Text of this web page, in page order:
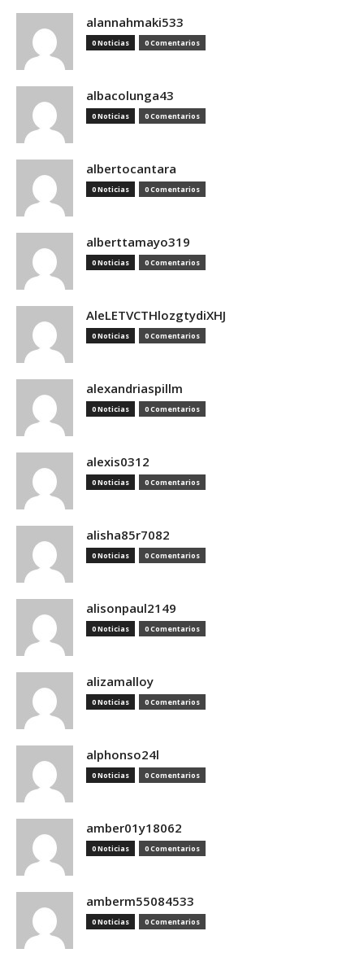
alannahmaki533
0 Noticias 0 Comentarios
albacolunga43
0 Noticias 0 Comentarios
albertocantara
0 Noticias 0 Comentarios
alberttamayo319
0 Noticias 0 Comentarios
AleLETVCTHlozgtydiXHJ
0 Noticias 0 Comentarios
alexandriaspillm
0 Noticias 0 Comentarios
alexis0312
0 Noticias 0 Comentarios
alisha85r7082
0 Noticias 0 Comentarios
alisonpaul2149
0 Noticias 0 Comentarios
alizamalloy
0 Noticias 0 Comentarios
alphonso24l
0 Noticias 0 Comentarios
amber01y18062
0 Noticias 0 Comentarios
amberm55084533
0 Noticias 0 Comentarios